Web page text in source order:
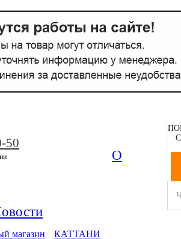
50
О
магазин
КАТТАНИ